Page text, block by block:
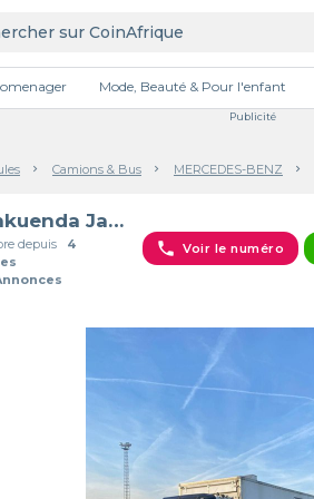
Mode, Beauté & Pour l'enfant
Publicité
Camions & Bus MERCEDES-BENZ
Kankuenda Jacques
depuis4
phone Voir le numéro